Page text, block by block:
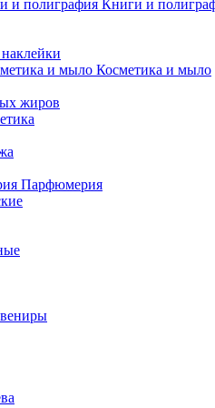
Книги и
Косметика и мыло
жиров
Парфюмерия